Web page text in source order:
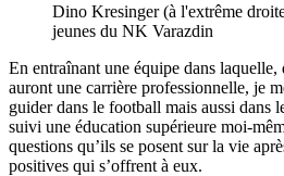
Dino Kresinger (à l'extrême
jeunes du NK Varazdin
En entraînant une équipe dans
auront une carrière professionnelle, je
guider dans le football mais aussi dans
suivi une éducation supérieure moi-
questions qu’ils se posent sur la vie
positives qui s’offrent à eux.